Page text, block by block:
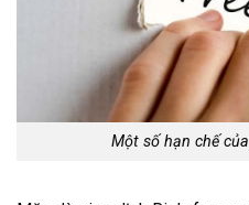
Một số hạn chế